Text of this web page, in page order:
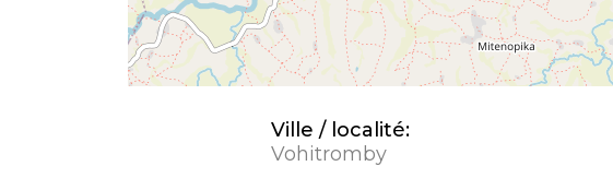
Ville / localité:
Vohitromby